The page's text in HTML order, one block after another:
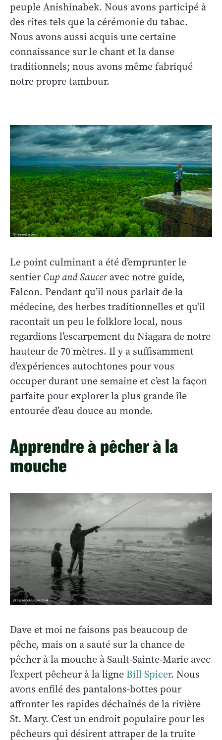
peuple Anishinabek. Nous avons participé à
des rites tels que la cérémonie du tabac.
Nous avons aussi acquis une certaine
connaissance sur le chant et la danse
traditionnels; nous avons même fabriqué
notre propre tambour.
Le point culminant a été d’emprunter le
sentierCup and Sauceravec notre guide,
Falcon. Pendant qu’il nous parlait de la
médecine, des herbes traditionnelles et qu'il
racontait un peu le folklore local, nous
regardions l’escarpement du Niagara de notre
hauteur de 70 mètres. Il y a suffisamment
d’expériences autochtones pour vous
occuper durant une semaine et c’est la façon
parfaite pour explorer la plus grande île
entourée d’eau douce au monde.
Apprendre à pêcher à la
mouche
Dave et moi ne faisons pas beaucoup de
pêche, mais on a sauté sur la chance de
pêcher à la mouche à Sault-Sainte-Marie avec
l’expert pêcheur à la ligne Bill Spicer. Nous
avons enfilé des pantalons-bottes pour
affronter les rapides déchaînés de la rivière
St. Mary. C’est un endroit populaire pour les
pêcheurs qui désirent attraper de la truite